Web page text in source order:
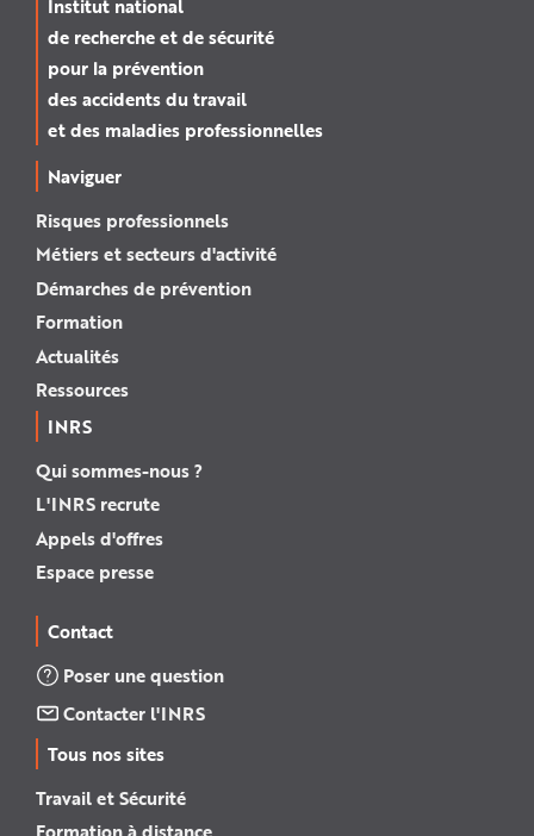
Institut national
de recherche et de sécurité
pour la prévention
des accidents du travail
et des maladies professionnelles
Naviguer
Risques professionnels
Métiers et secteurs d'activité
Démarches de prévention
Formation
Actualités
Ressources
INRS
Qui sommes-nous ?
L'INRS recrute
Appels d'offres
Espace presse
Contact
Poser une question
Contacter l'INRS
Tous nos sites
Travail et Sécurité